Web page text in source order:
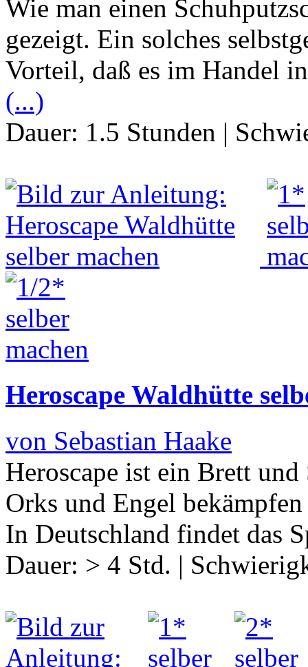
Wie man einen
gezeigt. Ein solches
Vorteil, daß es im Handel
(...)
Dauer: 1.5 Stunden |
Heroscape Waldhütte
von Sebastian Haake
Heroscape ist ein Brett
Orks und Engel
In Deutschland findet das
Dauer: > 4 Std. |